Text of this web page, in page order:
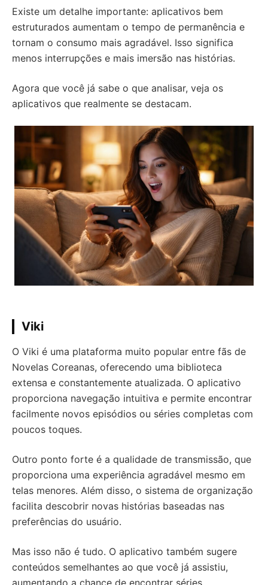
Existe um detalhe importante: aplicativos bem
estruturados aumentam o tempo de permanência e
tornam o consumo mais agradável. Isso significa
menos interrupções e mais imersão nas histórias.
Agora que você já sabe o que analisar, veja os
aplicativos que realmente se destacam.
Viki
O Viki é uma plataforma muito popular entre fãs de
Novelas Coreanas, oferecendo uma biblioteca
extensa e constantemente atualizada. O aplicativo
proporciona navegação intuitiva e permite encontrar
facilmente novos episódios ou séries completas com
poucos toques.
Outro ponto forte é a qualidade de transmissão, que
proporciona uma experiência agradável mesmo em
telas menores. Além disso, o sistema de organização
facilita descobrir novas histórias baseadas nas
preferências do usuário.
Mas isso não é tudo. O aplicativo também sugere
conteúdos semelhantes ao que você já assistiu,
aumentando a chance de encontrar séries